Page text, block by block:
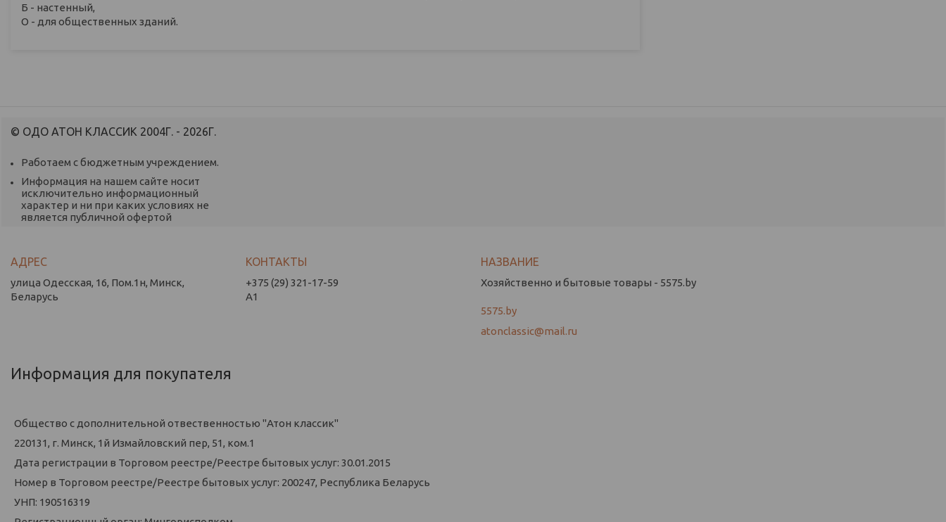
Б - настенный,
О - для общественных зданий.
© ОДО АТОН КЛАССИК 2004Г. - 2026Г.
Работаем с бюджетным учреждением.
Информация на нашем сайте носит
исключительно информационный
характер и ни при каких условиях не
является публичной офертой
улица Одесская, 16, Пом.1н, Минск,
Беларусь
+375 (29) 321-17-59
А1
Хозяйственно и бытовые товары - 5575.by
5575.by
atonclassic@mail.ru
Информация для покупателя
Общество с дополнительной отвественностью "Атон классик"
220131, г. Минск, 1й Измайловский пер, 51, ком.1
Дата регистрации в Торговом реестре/Реестре бытовых услуг: 30.01.2015
Номер в Торговом реестре/Реестре бытовых услуг: 200247, Республика Беларусь
УНП: 190516319